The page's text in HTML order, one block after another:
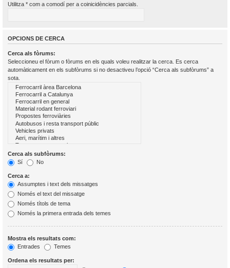
Utilitza * com a comodí per a coinicidències parcials.
OPCIONS DE CERCA
Cerca als fòrums:
Seleccioneu el fòrum o fòrums en els quals voleu realitzar la cerca. Es cerca
automàticament en els subfòrums si no desactiveu l’opció “Cerca als subfòrums” a
sota.
Cerca als subfòrums:
Sí
No
Cerca a:
Assumptes i text dels missatges
Només el text del missatge
Només títols de tema
Només la primera entrada dels temes
Mostra els resultats com:
Entrades
Temes
Ordena els resultats per: